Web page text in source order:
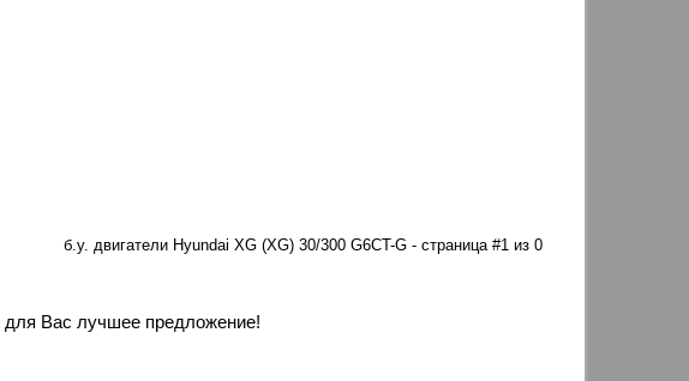
б.у. двигатели Hyundai XG (XG) 30/300 G6CT-G - страница #1 из 0
Вас лучшее предложение!